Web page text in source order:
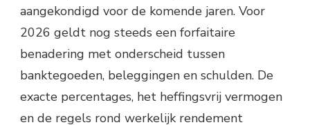
aangekondigd voor de komende jaren. Voor
2026 geldt nog steeds een forfaitaire
benadering met onderscheid tussen
banktegoeden, beleggingen en schulden. De
exacte percentages, het heffingsvrij vermogen
en de regels rond werkelijk rendement